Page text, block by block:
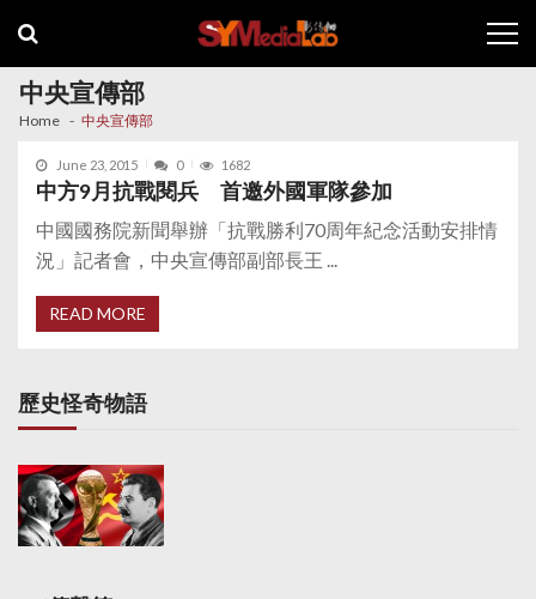
navigation
content
中央宣傳部
Home 中央宣傳部
June 23, 2015 0 1682
中方9月抗戰閱兵 首邀外國軍隊參加
中國國務院新聞舉辦「抗戰勝利70周年紀念活動安排情
況」記者會，中央宣傳部副部長王 ...
READ MORE
歷史怪奇物語